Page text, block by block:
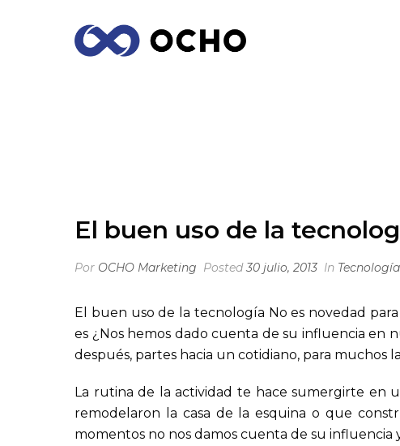
El buen uso de la
Por OCHO Marketing Posted30 julio, 2013 In Tecnología
El buen uso de la tecnología No es novedad
es ¿Nos hemos dado cuenta de su influencia en
después, partes hacia un cotidiano, para muchos
La rutina de la actividad te hace sumergirte en
remodelaron la casa de la esquina o que
momentos no nos damos cuenta de su influencia